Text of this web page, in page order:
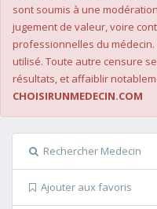
sont soumis à une
jugement de valeur, voire
professionnelles du
utilisé. Toute autre censure
résultats, et affaiblir
CHOISIRUNMEDECIN.COM
Rechercher Medecin
Ajouter aux favoris